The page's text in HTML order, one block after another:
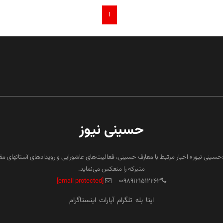
۱
حسینی نیوز
نیوز» اخبار مرتبط با معارف حسینی، فعالیت‌های عاشورایی و رویدادهای
متبرکه را منعکس می‌نماید.
۰۰۹۸۹۱۲۱۵۱۲۲۶۳
[email protected]
ایتا بله تلگرام آپارات اینستاگرام